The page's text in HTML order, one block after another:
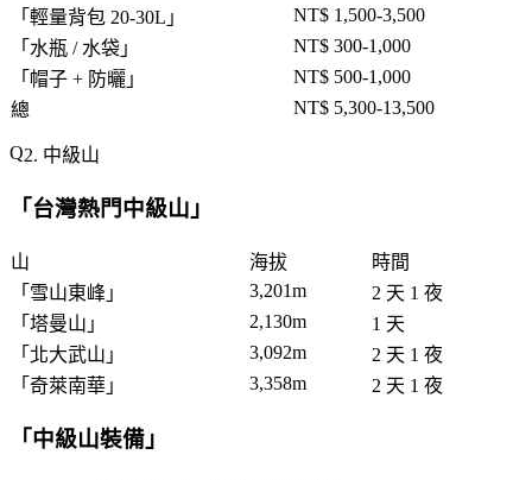
「 輕量背包 20-30L 」
NT$ 1,500-3,500
「 水瓶 / 水袋 」
NT$ 300-1,000
「 帽子 + 防曬 」
NT$ 500-1,000
總
NT$ 5,300-13,500
2. 中級山
「 台灣熱門中級山 」
山 海拔
時間
「 雪山東峰 」 3,201m
2 天 1 夜
「 塔曼山 」 2,130m
1 天
「 北大武山 」 3,092m
2 天 1 夜
「 奇萊南華 」 3,358m 2 天 1 夜
「 中級山裝備 」